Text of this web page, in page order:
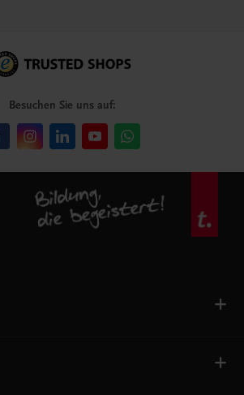
Besuchen Sie uns auf: